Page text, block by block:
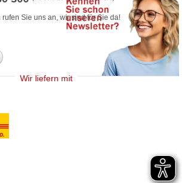
rufen Sie uns an, wir sind für Sie da!
Wir liefern mit